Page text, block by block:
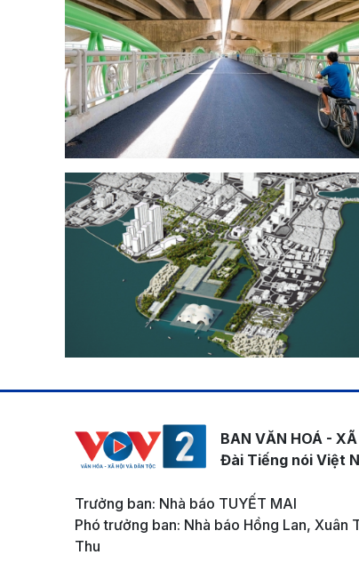
BAN VĂN HOÁ -
Đài Tiếng nói Việt
Trưởng ban: Nhà báo TUYẾT MAI
Phó trưởng ban: Nhà báo Hồng Lan, Xuân
Thu